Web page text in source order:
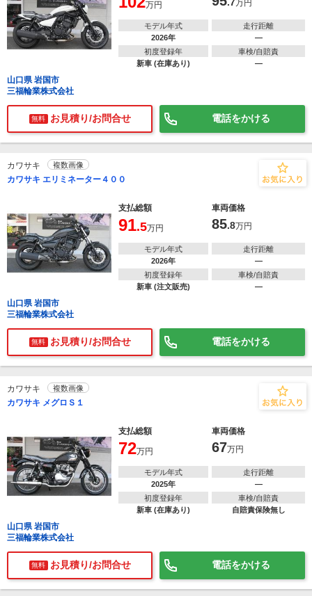
万円 万円
モデル年式
2026年
走行距離
―
初度登録年
新車 (在庫あり)
車検/自賠責
―
山口県 岩国市
三福輪業株式会社
無料 お見積り/お問合せ 電話をかける
カワサキ 複数画像
カワサキ エリミネーター４００
支払総額 車両価格
91.5万円 85.8万円
モデル年式
2026年
走行距離
―
初度登録年
新車 (注文販売)
車検/自賠責
―
山口県 岩国市
三福輪業株式会社
無料 お見積り/お問合せ 電話をかける
カワサキ 複数画像
カワサキ メグロＳ１
支払総額 車両価格
72万円 67万円
モデル年式
2025年
走行距離
―
初度登録年
新車 (在庫あり)
車検/自賠責
自賠責保険無し
山口県 岩国市
三福輪業株式会社
無料 お見積り/お問合せ 電話をかける